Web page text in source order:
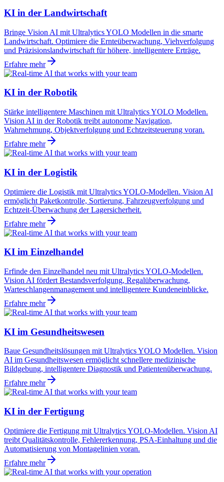
KI in der Landwirtschaft
Bringe Vision AI mit Ultralytics YOLO Modellen in die smarte
Landwirtschaft. Optimiere die Ernteüberwachung, Viehverfolgung
und Präzisionslandwirtschaft für höhere, intelligentere Erträge.
Erfahre mehr
KI in der Robotik
Stärke intelligentere Maschinen mit Ultralytics YOLO Modellen.
Vision AI in der Robotik treibt autonome Navigation,
Wahrnehmung, Objektverfolgung und Echtzeitsteuerung voran.
Erfahre mehr
KI in der Logistik
Optimiere die Logistik mit Ultralytics YOLO-Modellen. Vision AI
ermöglicht Paketkontrolle, Sortierung, Fahrzeugverfolgung und
Echtzeit-Überwachung der Lagersicherheit.
Erfahre mehr
KI im Einzelhandel
Erfinde den Einzelhandel neu mit Ultralytics YOLO-Modellen.
Vision AI fördert Bestandsverfolgung, Regalüberwachung,
Warteschlangenmanagement und intelligentere Kundeneinblicke.
Erfahre mehr
KI im Gesundheitswesen
Baue Gesundheitslösungen mit Ultralytics YOLO Modellen. Vision
AI im Gesundheitswesen ermöglicht schnellere medizinische
Bildgebung, intelligentere Diagnostik und Patientenüberwachung.
Erfahre mehr
KI in der Fertigung
Optimiere die Fertigung mit Ultralytics YOLO-Modellen. Vision AI
treibt Qualitätskontrolle, Fehlererkennung, PSA-Einhaltung und die
Automatisierung von Montagelinien voran.
Erfahre mehr